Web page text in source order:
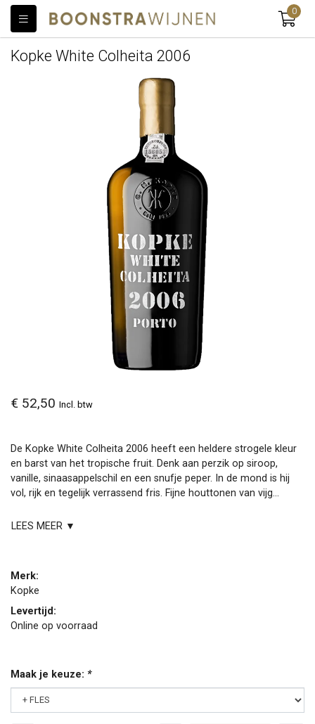
0
Kopke White Colheita 2006
€ 52,50 Incl. btw
De Kopke White Colheita 2006 heeft een heldere strogele kleur
en barst van het tropische fruit. Denk aan perzik op siroop,
vanille, sinaasappelschil en een snufje peper. In de mond is hij
vol, rijk en tegelijk verrassend fris. Fijne houttonen van vijg...
LEES MEER ▼
Merk:
Kopke
Levertijd:
Online op voorraad
Maak je keuze: *